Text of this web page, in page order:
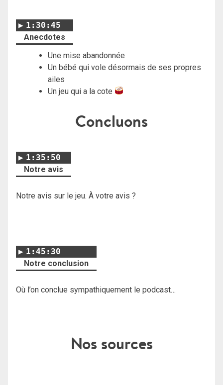
1:30:45
Anecdotes
Une mise abandonnée
Un bébé qui vole désormais de ses propres
ailes
Un jeu qui a la cote
Concluons
1:35:50
Notre avis
Notre avis sur le jeu. À votre avis ?
1:45:30
Notre conclusion
Où l’on conclue sympathiquement le podcast…
Nos sources